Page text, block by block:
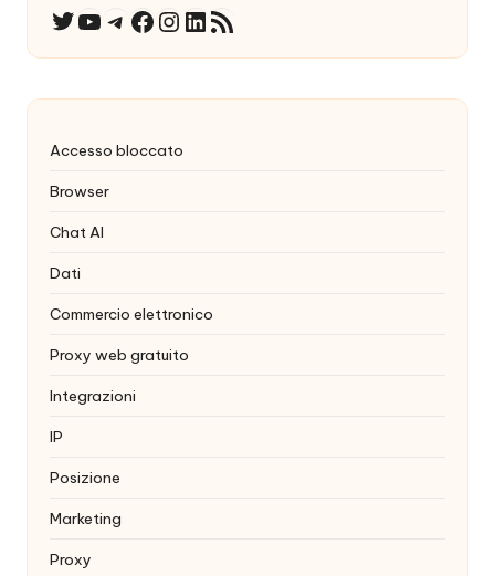
Twitter
YouTube
Telegramma
Facebook
Instagram
LinkedIn
Feed RSS
Accesso bloccato
Browser
Chat AI
Dati
Commercio elettronico
Proxy web gratuito
Integrazioni
IP
Posizione
Marketing
Proxy